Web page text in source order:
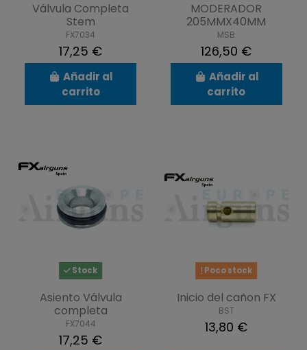
Válvula Completa
Stem
FX7034
17,25 €
Añadir al
carrito
MODERADOR
205MMX40MM
MSB
126,50 €
Añadir al
carrito
Stock
Asiento Válvula
completa
FX7044
17,25 €
Poco stock
Inicio del cañon FX
BST
13,80 €